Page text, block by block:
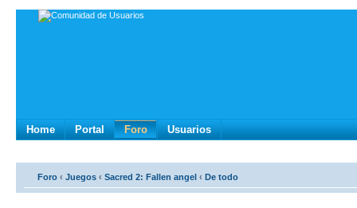
Home Portal Foro Usuarios
Foro ‹ Juegos ‹ Sacred 2: Fallen angel ‹ De todo